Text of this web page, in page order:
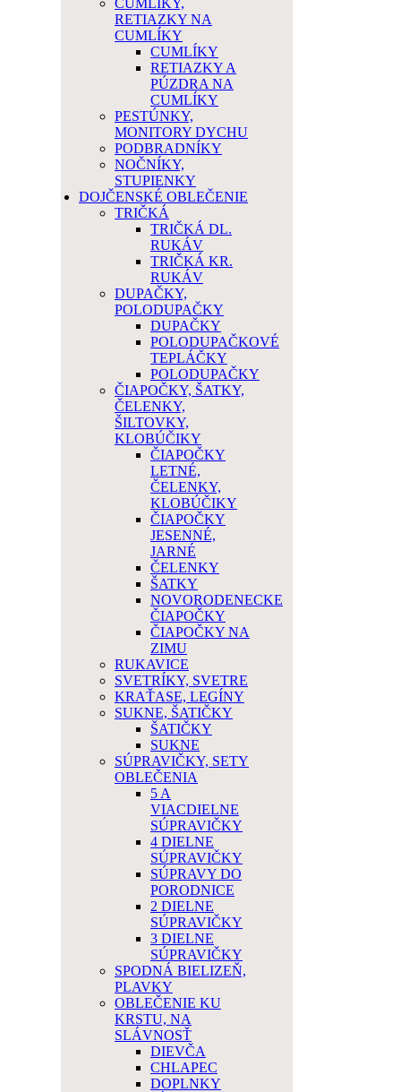
CUMLÍKY,
RETIAZKY NA
CUMLÍKY
CUMLÍKY
RETIAZKY A
PÚZDRA NA
CUMLÍKY
PESTÚNKY,
MONITORY DYCHU
PODBRADNÍKY
NOČNÍKY,
STUPIENKY
DOJČENSKÉ OBLEČENIE
TRIČKÁ
TRIČKÁ DL.
RUKÁV
TRIČKÁ KR.
RUKÁV
DUPAČKY,
POLODUPAČKY
DUPAČKY
POLODUPAČKOVÉ
TEPLÁČKY
POLODUPAČKY
ČIAPOČKY, ŠATKY,
ČELENKY,
ŠILTOVKY,
KLOBÚČIKY
ČIAPOČKY
LETNÉ,
ČELENKY,
KLOBÚČIKY
ČIAPOČKY
JESENNÉ,
JARNÉ
ČELENKY
ŠATKY
NOVORODENECKE
ČIAPOČKY
ČIAPOČKY NA
ZIMU
RUKAVICE
SVETRÍKY, SVETRE
KRAŤASE, LEGÍNY
SUKNE, ŠATIČKY
ŠATIČKY
SUKNE
SÚPRAVIČKY, SETY
OBLEČENIA
5 A
VIACDIELNE
SÚPRAVIČKY
4 DIELNE
SÚPRAVIČKY
SÚPRAVY DO
PORODNICE
2 DIELNE
SÚPRAVIČKY
3 DIELNE
SÚPRAVIČKY
SPODNÁ BIELIZEŇ,
PLAVKY
OBLEČENIE KU
KRSTU, NA
SLÁVNOSŤ
DIEVČA
CHLAPEC
DOPLNKY